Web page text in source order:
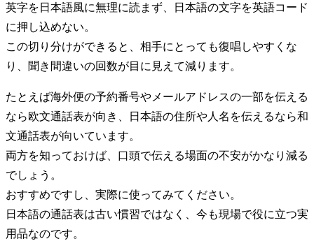
英字を日本語風に無理に読まず、日本語の文字を英語コード
に押し込めない。
この切り分けができると、相手にとっても復唱しやすくな
り、聞き間違いの回数が目に見えて減ります。
たとえば海外便の予約番号やメールアドレスの一部を伝える
なら欧文通話表が向き、日本語の住所や人名を伝えるなら和
文通話表が向いています。
両方を知っておけば、口頭で伝える場面の不安がかなり減る
でしょう。
おすすめですし、実際に使ってみてください。
日本語の通話表は古い慣習ではなく、今も現場で役に立つ実
用品なのです。